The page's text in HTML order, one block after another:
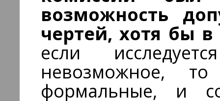
возможность
чертей, хотя бы
если
невозможное,
формальные, и